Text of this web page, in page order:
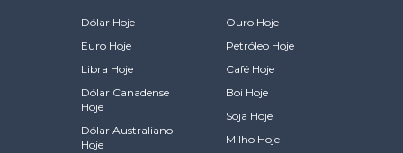
Dólar Hoje
Euro Hoje
Libra Hoje
Dólar Canadense
Hoje
Dólar Australiano
Hoje
Ouro Hoje
Petróleo Hoje
Café Hoje
Boi Hoje
Soja Hoje
Milho Hoje